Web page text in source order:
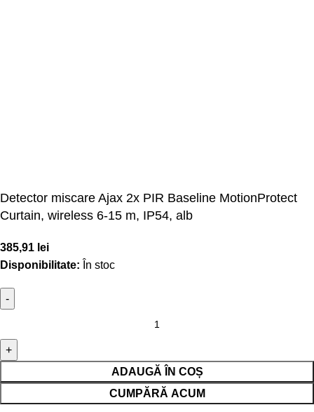
Detector miscare Ajax 2x PIR Baseline MotionProtect
Curtain, wireless 6-15 m, IP54, alb
385,91 lei
Disponibilitate: În stoc
ADAUGĂ ÎN COȘ
CUMPĂRĂ ACUM